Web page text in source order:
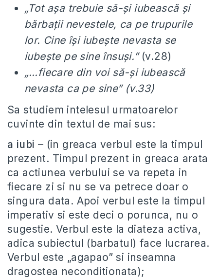
„Tot aşa trebuie să-şi iubească şi
bărbaţii nevestele, ca pe trupurile
lor. Cine îşi iubeşte nevasta se
iubeşte pe sine însuşi.”(v.28)
„…fiecare din voi să-şi iubească
nevasta ca pe sine” (v.33)
Sa studiem intelesul urmatoarelor
cuvinte din textul de mai sus:
a iubi – (in greaca verbul este la timpul
prezent. Timpul prezent in greaca arata
ca actiunea verbului se va repeta in
fiecare zi si nu se va petrece doar o
singura data. Apoi verbul este la timpul
imperativ si este deci o porunca, nu o
sugestie. Verbul este la diateza activa,
adica subiectul (barbatul) face lucrarea.
Verbul este „agapao” si inseamna
dragostea neconditionata);